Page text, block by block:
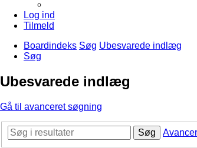
Log ind
Tilmeld
Boardindeks Søg Ubesvarede indlæg
Søg
Ubesvarede indlæg
Gå til avanceret søgning
Søg